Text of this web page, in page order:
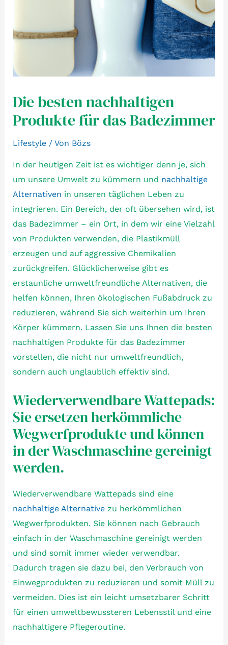
Die besten nachhaltigen
Produkte für das Badezimmer
Lifestyle/ Von Bözs
In der heutigen Zeit ist es wichtiger denn je, sich
um unsere Umwelt zu kümmern und nachhaltige
Alternativen in unseren täglichen Leben zu
integrieren. Ein Bereich, der oft übersehen wird, ist
das Badezimmer – ein Ort, in dem wir eine Vielzahl
von Produkten verwenden, die Plastikmüll
erzeugen und auf aggressive Chemikalien
zurückgreifen. Glücklicherweise gibt es
erstaunliche umweltfreundliche Alternativen, die
helfen können, Ihren ökologischen Fußabdruck zu
reduzieren, während Sie sich weiterhin um Ihren
Körper kümmern. Lassen Sie uns Ihnen die besten
nachhaltigen Produkte für das Badezimmer
vorstellen, die nicht nur umweltfreundlich,
sondern auch unglaublich effektiv sind.
Wiederverwendbare Wattepads:
Sie ersetzen herkömmliche
Wegwerfprodukte und können
in der Waschmaschine gereinigt
werden.
Wiederverwendbare Wattepads sind eine
nachhaltige Alternativezu herkömmlichen
Wegwerfprodukten. Sie können nach Gebrauch
einfach in der Waschmaschine gereinigt werden
und sind somit immer wieder verwendbar.
Dadurch tragen sie dazu bei, den Verbrauch von
Einwegprodukten zu reduzieren und somit Müll zu
vermeiden. Dies ist ein leicht umsetzbarer Schritt
für einen umweltbewussteren Lebensstil und eine
nachhaltigere Pflegeroutine.